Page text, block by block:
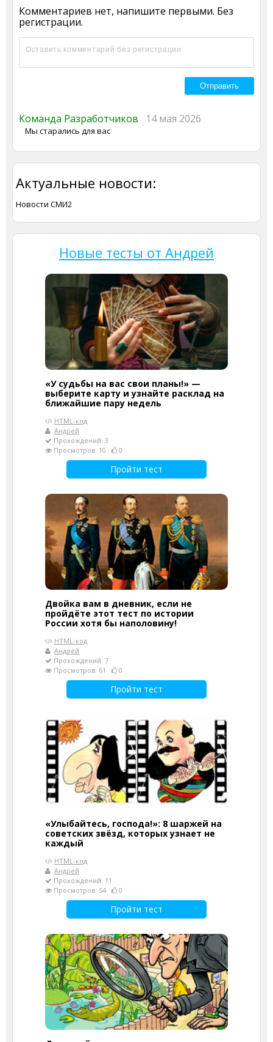
Комментариев нет, напишите первыми. Без
регистрации.
Команда Разработчиков 14 мая 2026
Мы старались для вас
Актуальные новости:
Новости СМИ2
Новые тесты от Андрей
«У судьбы на вас свои планы!» —
выберите карту и узнайте расклад на
ближайшие пару недель
HTML-код
Андрей
Прохождений: 3
Просмотров: 10
0
Пройти тест
Двойка вам в дневник, если не
пройдёте этот тест по истории
России хотя бы наполовину!
HTML-код
Андрей
Прохождений: 7
Просмотров: 61
0
Пройти тест
«Улыбайтесь, господа!»: 8 шаржей на
советских звёзд, которых узнает не
каждый
HTML-код
Андрей
Прохождений: 11
Просмотров: 54
0
Пройти тест